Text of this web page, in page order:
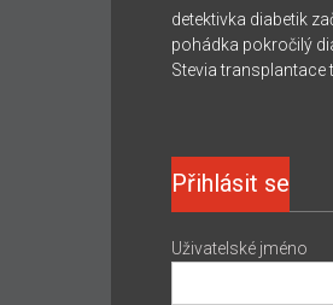
detektivka diabetik
pohádka pokročilý
Stevia transplantace
Přihlásit se
Uživatelské jméno